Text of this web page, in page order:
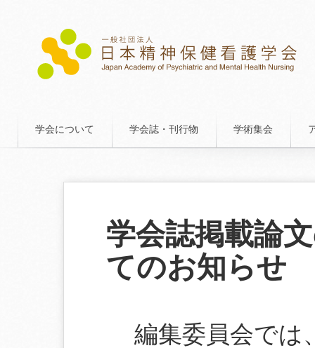
学会について 学会誌・刊行物 学術集会
学会誌掲載論
てのお知らせ
編集委員会では